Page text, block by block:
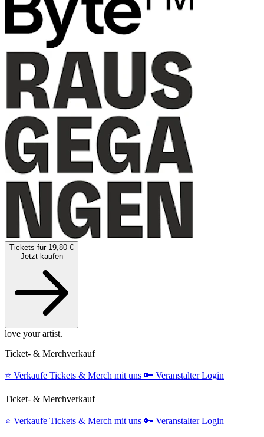
Tickets für 19,80 €
Jetzt kaufen
love your artist.
Ticket- & Merchverkauf
⭐️ Verkaufe Tickets & Merch mit uns 🔑 Veranstalter Login
Ticket- & Merchverkauf
⭐️ Verkaufe Tickets & Merch mit uns 🔑 Veranstalter Login